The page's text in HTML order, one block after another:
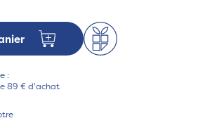
:
89 € d'achat